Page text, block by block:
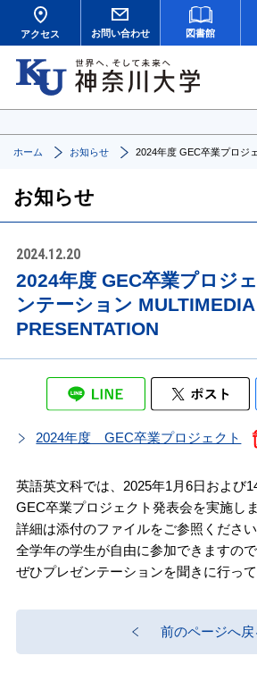
アクセス お問い合わせ 図書館
ホーム お知らせ 2024年度 GEC卒業プロジ
お知らせ
2024.12.20
2024年度 GEC卒業プロジ
ンテーション MULTIMEDIA
PRESENTATION
2024年度 GEC卒業プロジェクト
英語英文科では、2025年1月6日および
GEC卒業プロジェクト発表会を実施しま
詳細は添付のファイルをご参照ください
全学年の学生が自由に参加できますの
ぜひプレゼンテーションを聞きに行って
前のページへ戻